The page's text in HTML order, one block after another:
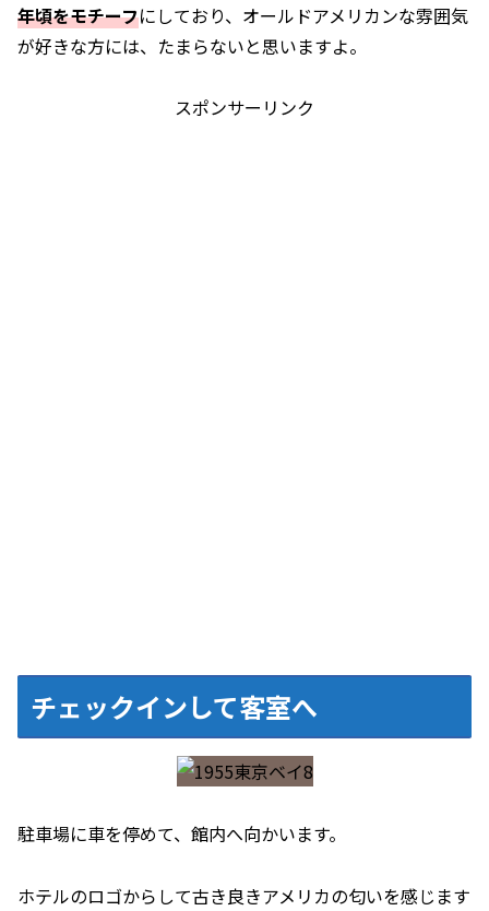
年頃をモチーフにしており、オールドアメリカンな雰囲気
が好きな方には、たまらないと思いますよ。
スポンサーリンク
チェックインして客室へ
駐車場に車を停めて、館内へ向かいます。
ホテルのロゴからして古き良きアメリカの匂いを感じます